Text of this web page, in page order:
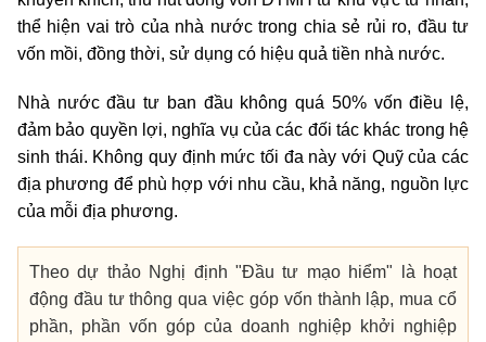
thể hiện vai trò của nhà nước trong chia sẻ rủi ro, đầu tư
vốn mồi, đồng thời, sử dụng có hiệu quả tiền nhà nước.
Nhà nước đầu tư ban đầu không quá 50% vốn điều lệ,
đảm bảo quyền lợi, nghĩa vụ của các đối tác khác trong hệ
sinh thái. Không quy định mức tối đa này với Quỹ của các
địa phương để phù hợp với nhu cầu, khả năng, nguồn lực
của mỗi địa phương.
Theo dự thảo Nghị định "Đầu tư mạo hiểm" là hoạt
động đầu tư thông qua việc góp vốn thành lập, mua cổ
phần, phần vốn góp của doanh nghiệp khởi nghiệp